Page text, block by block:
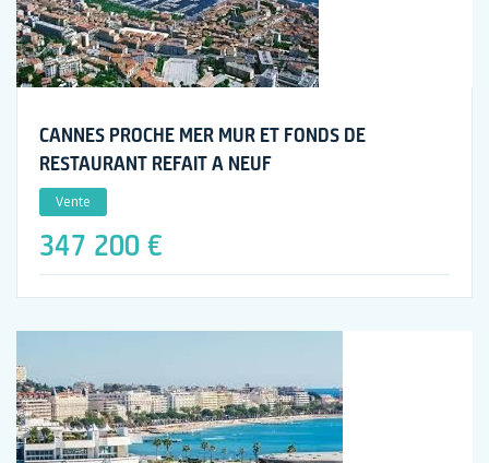
CANNES PROCHE MER MUR ET FONDS DE
RESTAURANT REFAIT A NEUF
Vente
347 200 €